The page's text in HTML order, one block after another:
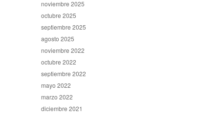
noviembre 2025
octubre 2025
septiembre 2025
agosto 2025
noviembre 2022
octubre 2022
septiembre 2022
mayo 2022
marzo 2022
diciembre 2021